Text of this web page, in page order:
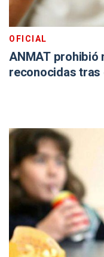
OFICIAL
ANMAT prohibió
reconocidas